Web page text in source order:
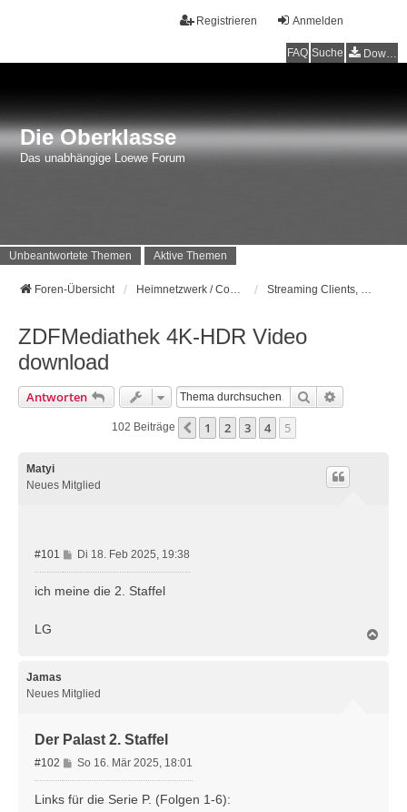
Anmelden
Registrieren
FAQ Suche Downloads
Die Oberklasse
Das unabhängige Loewe Forum
Unbeantwortete Themen Aktive Themen
Foren-Übersicht Heimnetzwerk / Computer Streaming Clients, Computer und Co.
ZDFMediathek 4K-HDR Video
download
Antworten Suche
102 Beiträge Vorherige
1 2 3 4 5
Matyi
Neues Mitglied
#101
B
e
i
Di 18. Feb 2025, 19:38
ich meine die 2. Staffel
LG
Jamas
Neues Mitglied
Der Palast 2. Staffel
#102
B
e
i
So 16. Mär 2025, 18:01
Links für die Serie P. (Folgen 1-6):